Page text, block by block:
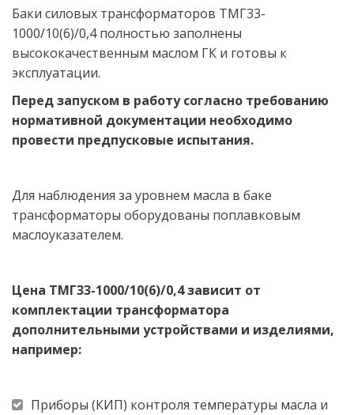
Баки силовых трансформаторов ТМГ33-
1000/10(6)/0,4 полностью заполнены
высококачественным маслом ГК и готовы к
эксплуатации.
Перед запуском в работу согласно требованию
нормативной документации необходимо
провести предпусковые испытания.
Для наблюдения за уровнем масла в баке
трансформаторы оборудованы поплавковым
маслоуказателем.
Цена ТМГ33-1000/10(6)/0,4 зависит от
комплектации трансформатора
дополнительными устройствами и изделиями,
например:
Приборы (КИП) контроля температуры масла и